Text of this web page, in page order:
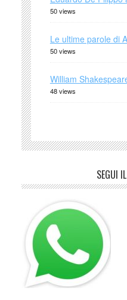
50 views
Le ultime parole di
50 views
William
48 views
SEGUI